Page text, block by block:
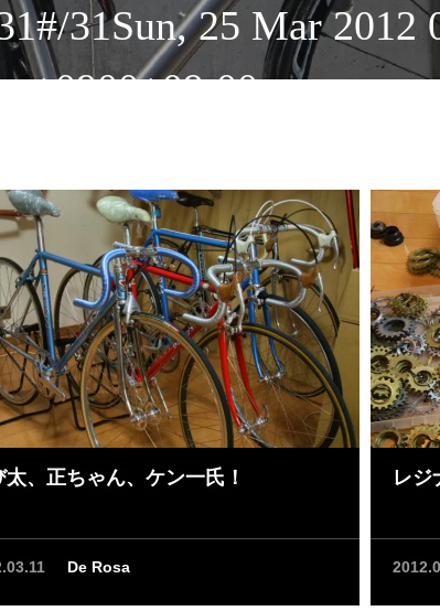
31Sun, 25 Mar 2012
+0900+09:00-
+0900+09:00Asia/
太、正ちゃん、ケン一氏！
De Rosa
レジ